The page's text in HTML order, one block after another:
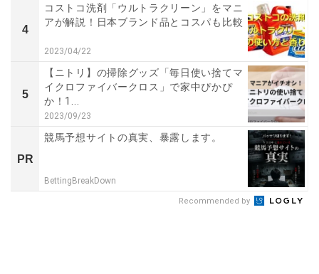
4
コストコ洗剤「ウルトラクリーン」をマニ
アが解説！日本ブランド品とコスパも比較
2023/04/22
5
【ニトリ】の掃除グッズ「毎日使い捨てマ
イクロファイバークロス」で家中ぴかぴ
か！1...
2023/09/23
PR
競馬予想サイトの真実、暴露します。
BettingBreakDown
Recommended by